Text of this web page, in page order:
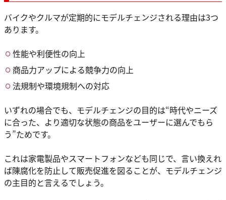
バイクやクルマが定期的にモデルチェンジされる理由は3つ
あります。
性能や利便性の向上
商品力アップによる競争力の向上
法規制や環境規制への対応
いずれの場合でも、モデルチェンジの目的は“時代やニーズ
に合った、より適切な状態の商品をユーザーに選んでもら
う”ためです。
これは家電製品やスマートフォンなども同じで、言い換えれ
ば陳腐化を防止して販売促進を図ることが、モデルチェンジ
の主目的と言えるでしょう。